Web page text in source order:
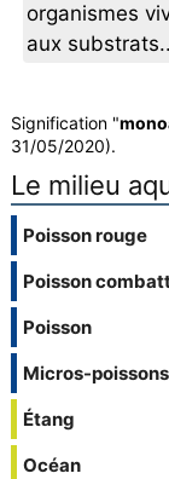
organismes
aux
Signification "
31/05/2020).
Le milieu
Poisson rouge
Poisson
Poisson
Micros-poissons
Étang
Océan